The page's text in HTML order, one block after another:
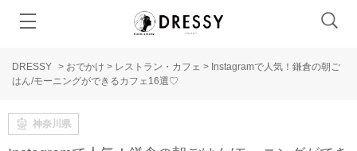
DRESSY > おでかけ > レストラン・カフェ > Instagramで人気！鎌倉の朝ご
はん/モーニングができるカフェ16選♡
神奈川県